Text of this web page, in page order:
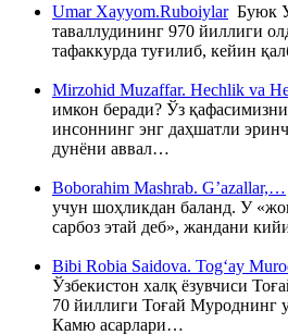
Umar Xayyom.RuboiylarБуюк
таваллудининг 970 йиллиги
тафаккурда туғилиб, кейин
Mirzohid Muzaffar. Hechlik va
имкон беради? Ўз
инсоннинг энг даҳшатли
дунёни аввал…
Boborahim Mashrab. G’azallar,…
учун шоҳликдан баланд. У
сарбоз этай деб», жандани
Bibi Robia Saidova. Tog‘ay
Ўзбекистон халқ ёзувчиси
70 йиллиги Тоғай Муроднинг
Камю асарлари…